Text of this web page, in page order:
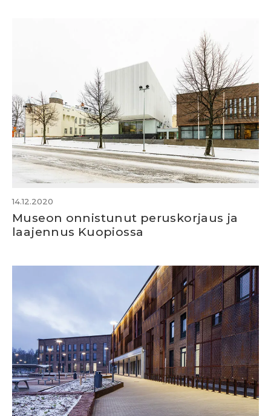
14.12.2020
Museon onnistunut peruskorjaus ja
laajennus Kuopiossa